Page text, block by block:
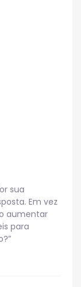
sua
Em vez
aumentar
para